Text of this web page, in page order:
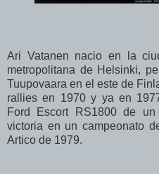
Ari Vatanen nacio en la
metropolitana de Helsinki,
Tuupovaara en el este de
rallies en 1970 y ya en
Ford Escort RS1800 de
victoria en un campeonato
Artico de 1979.